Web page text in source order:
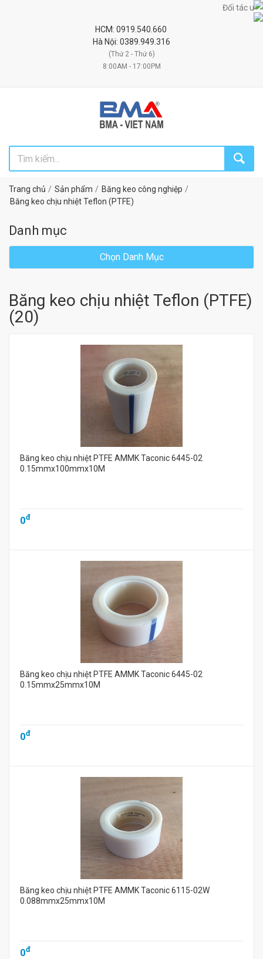
Đối tác uy tín chiến
HCM: 0919.540.660
Hà Nội: 0389.949.316
(Thứ 2 - Thứ 6)
8:00AM - 17:00PM
Trang chủ Sản phẩm
Băng keo công nghiệp
Băng keo chịu nhiệt Teflon (PTFE)
Danh mục
Chọn Danh Mục
Băng keo chịu nhiệt Teflon (PTFE)
(20)
Băng keo chịu nhiệt PTFE AMMK Taconic 6445-02
0.15mmx100mmx10M
0đ
Băng keo chịu nhiệt PTFE AMMK Taconic 6445-02
0.15mmx25mmx10M
0đ
Băng keo chịu nhiệt PTFE AMMK Taconic 6115-02W
0.088mmx25mmx10M
0đ